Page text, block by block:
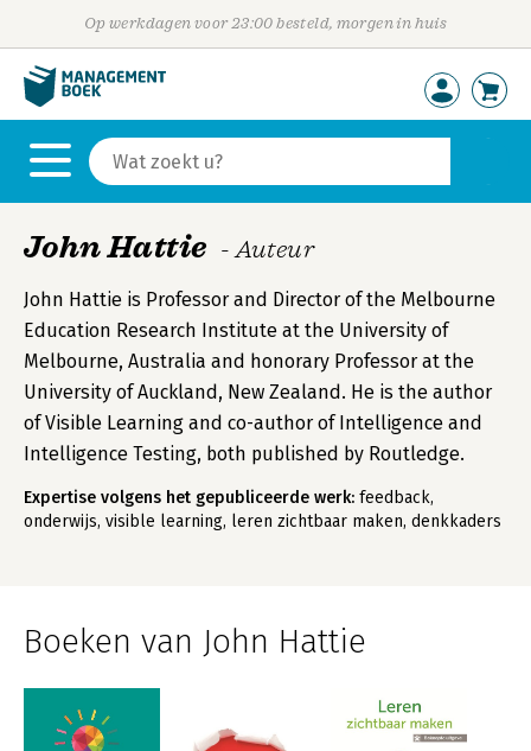
Op werkdagen voor 23:00 besteld, morgen in huis
John Hattie - Auteur
John Hattie is Professor and Director of the Melbourne
Education Research Institute at the University of
Melbourne, Australia and honorary Professor at the
University of Auckland, New Zealand. He is the author
of Visible Learning and co-author of Intelligence and
Intelligence Testing, both published by Routledge.
Expertise volgens het gepubliceerde werk: feedback,
onderwijs, visible learning, leren zichtbaar maken, denkkaders
Boeken van John Hattie